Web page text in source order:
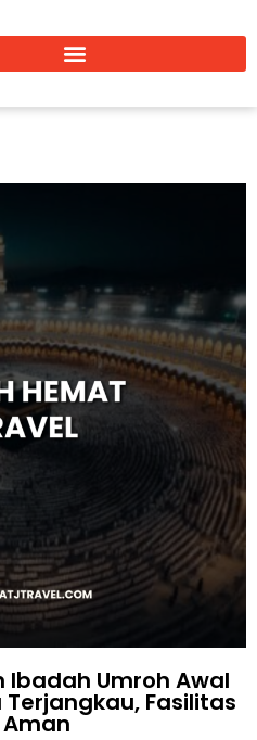
Ibadah Umroh Awal
Fasilitas